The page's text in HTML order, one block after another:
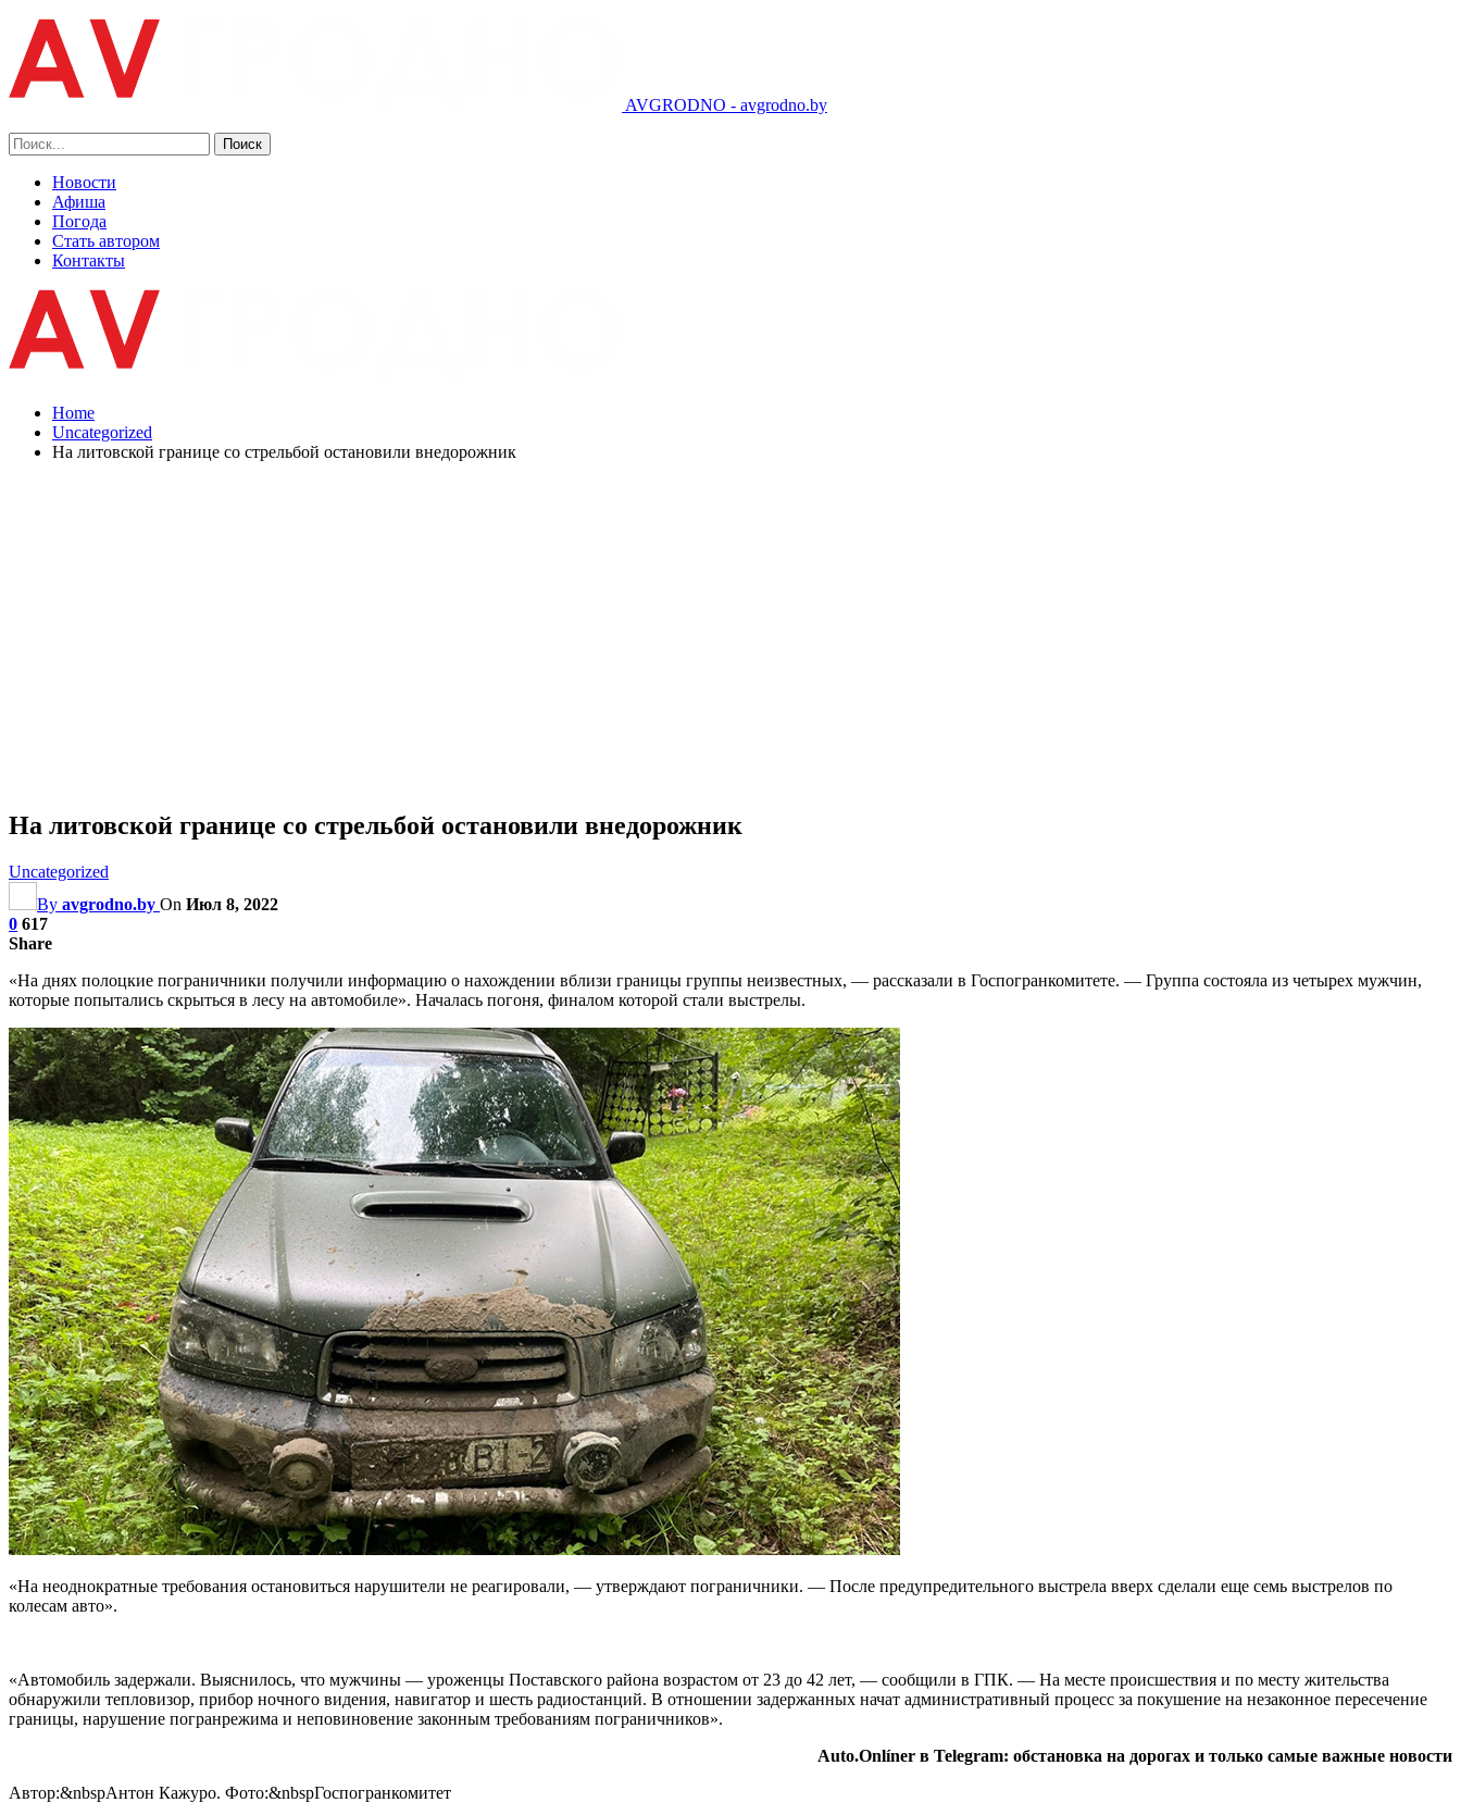
AVGRODNO - avgrodno.by
Новости
Афиша
Погода
Стать автором
Контакты
Home
Uncategorized
На литовской границе со стрельбой остановили внедорожник
На литовской границе со стрельбой остановили внедорожник
Uncategorized
By avgrodno.by On Июл 8, 2022
0 617
Share
«На днях полоцкие пограничники получили информацию о нахождении вблизи границы группы неизвестных, — рассказали в Госпогранкомитете. — Группа состояла из четырех мужчин,
которые попытались скрыться в лесу на автомобиле». Началась погоня, финалом которой стали выстрелы.
«На неоднократные требования остановиться нарушители не реагировали, — утверждают пограничники. — После предупредительного выстрела вверх сделали еще семь выстрелов по
колесам авто».
«Автомобиль задержали. Выяснилось, что мужчины — уроженцы Поcтавского района возрастом от 23 до 42 лет, — сообщили в ГПК. — На месте происшествия и по месту жительства
обнаружили тепловизор, прибор ночного видения, навигатор и шесть радиостанций. В отношении задержанных начат административный процесс за покушение на незаконное пересечение
границы, нарушение погранрежима и неповиновение законным требованиям пограничников».
Auto.Onlíner в Telegram: обстановка на дорогах и только самые важные новости
Автор:&nbspАнтон Кажуро. Фото:&nbspГоспогранкомитет